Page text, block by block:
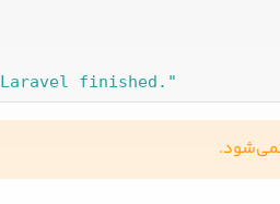
finished."
نمی‌شود.